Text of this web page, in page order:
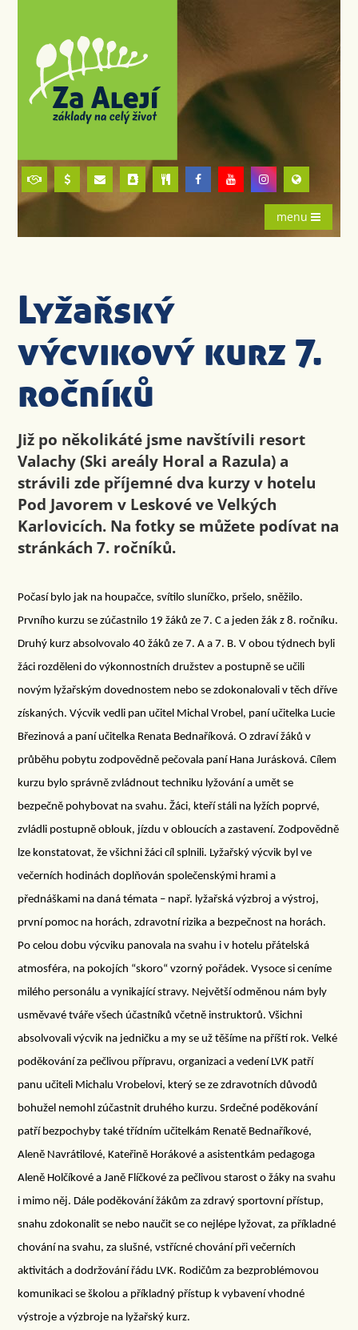
menu
Lyžařský
výcvikový kurz 7.
ročníků
Již po několikáté jsme navštívili resort
Valachy (Ski areály Horal a Razula) a
strávili zde příjemné dva kurzy v hotelu
Pod Javorem v Leskové ve Velkých
Karlovicích. Na fotky se můžete podívat na
stránkách 7. ročníků.
Počasí bylo jak na houpačce, svítilo sluníčko, pršelo, sněžilo.
Prvního kurzu se zúčastnilo 19 žáků ze 7. C a jeden žák z 8. ročníku.
Druhý kurz absolvovalo 40 žáků ze 7. A a 7. B. V obou týdnech byli
žáci rozděleni do výkonnostních družstev a postupně se učili
novým lyžařským dovednostem nebo se zdokonalovali v těch dříve
získaných. Výcvik vedli pan učitel Michal Vrobel, paní učitelka Lucie
Březinová a paní učitelka Renata Bednaříková. O zdraví žáků v
průběhu pobytu zodpovědně pečovala paní Hana Jurásková. Cílem
kurzu bylo správně zvládnout techniku lyžování a umět se
bezpečně pohybovat na svahu. Žáci, kteří stáli na lyžích poprvé,
zvládli postupně oblouk, jízdu v obloucích a zastavení. Zodpovědně
lze konstatovat, že všichni žáci cíl splnili. Lyžařský výcvik byl ve
večerních hodinách doplňován společenskými hrami a
přednáškami na daná témata – např. lyžařská výzbroj a výstroj,
první pomoc na horách, zdravotní rizika a bezpečnost na horách.
Po celou dobu výcviku panovala na svahu i v hotelu přátelská
atmosféra, na pokojích “skoro“ vzorný pořádek. Vysoce si ceníme
milého personálu a vynikající stravy. Největší odměnou nám byly
usměvavé tváře všech účastníků včetně instruktorů. Všichni
absolvovali výcvik na jedničku a my se už těšíme na příští rok. Velké
poděkování za pečlivou přípravu, organizaci a vedení LVK patří
panu učiteli Michalu Vrobelovi, který se ze zdravotních důvodů
bohužel nemohl zúčastnit druhého kurzu. Srdečné poděkování
patří bezpochyby také třídním učitelkám Renatě Bednaříkové,
Aleně Navrátilové, Kateřině Horákové a asistentkám pedagoga
Aleně Holčíkové a Janě Flíčkové za pečlivou starost o žáky na svahu
i mimo něj. Dále poděkování žákům za zdravý sportovní přístup,
snahu zdokonalit se nebo naučit se co nejlépe lyžovat, za příkladné
chování na svahu, za slušné, vstřícné chování při večerních
aktivitách a dodržování řádu LVK. Rodičům za bezproblémovou
komunikaci se školou a příkladný přístup k vybavení vhodné
výstroje a výzbroje na lyžařský kurz.